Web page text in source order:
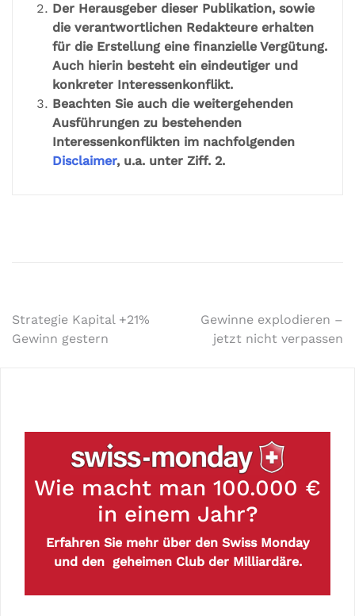
Der Herausgeber dieser Publikation, sowie
die verantwortlichen Redakteure erhalten
für die Erstellung eine finanzielle Vergütung.
Auch hierin besteht ein eindeutiger und
konkreter Interessenkonflikt.
Beachten Sie auch die weitergehenden
Ausführungen zu bestehenden
Interessenkonflikten im nachfolgenden
Disclaimer, u.a. unter Ziff. 2.
Strategie Kapital +21%
Gewinn gestern
Gewinne explodieren –
jetzt nicht verpassen
Wie macht man 100.000 €
in einem Jahr?
Erfahren Sie mehr über den Swiss Monday
und den geheimen Club der Milliardäre.